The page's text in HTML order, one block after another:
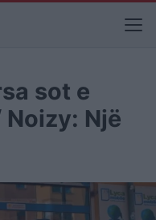
sot e
Një